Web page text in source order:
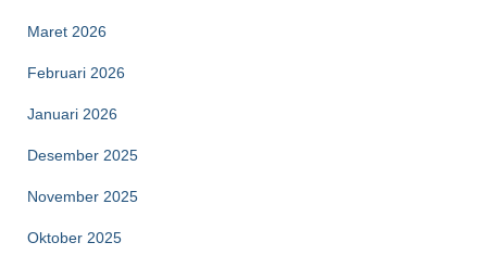
Maret 2026
Februari 2026
Januari 2026
Desember 2025
November 2025
Oktober 2025